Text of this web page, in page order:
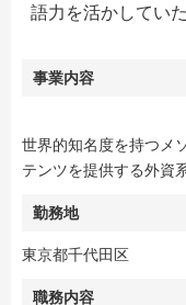
語力を活かしてい
事業内容
世界的知名度を持つメ
テンツを提供する外資
勤務地
東京都千代田区
職務内容